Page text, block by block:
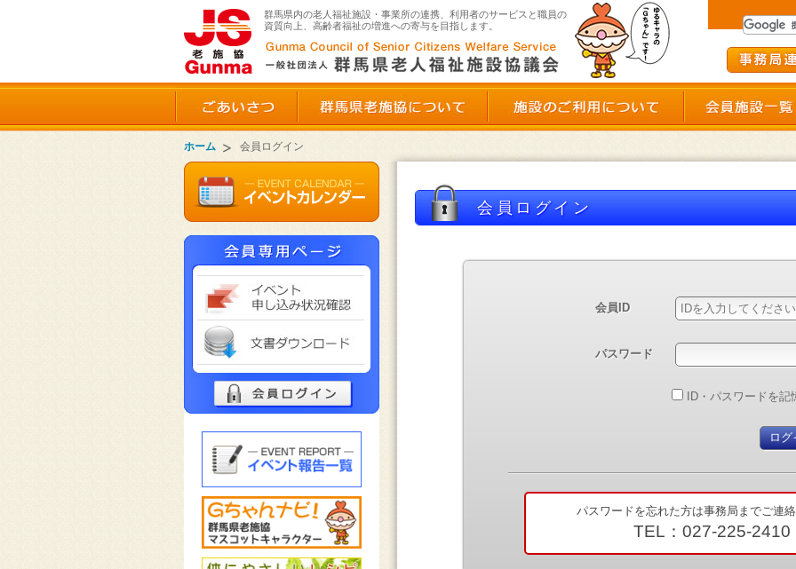
群馬県内の老人福祉施設・事業所の連携、利用者のサービスと職員の
資質向上、高齢者福祉の増進への寄与を目指します。
群馬県老人福祉施設協議会
ごあいさつ 群馬県老施協について 施設のご利用につい
ホーム 会員ログイン
会員ログイン
会員ID
パスワード
ID・パスワードを記
パスワードを忘れた方は事務局までご連
TEL：027-225-2410